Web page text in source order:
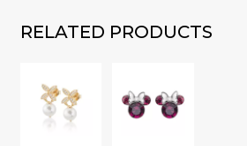
RELATED PRODUCTS